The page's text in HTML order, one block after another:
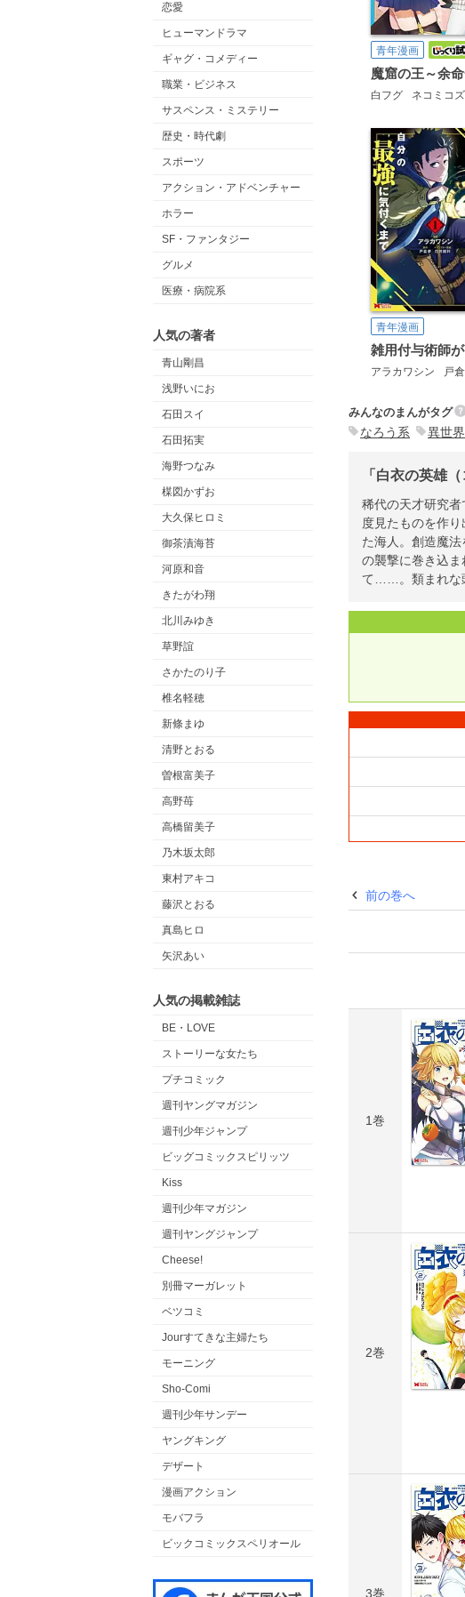
恋愛
ヒューマンドラマ
ギャグ・コメディー
職業・ビジネス
サスペンス・ミステリー
歴史・時代劇
スポーツ
アクション・アドベンチャー
ホラー
SF・ファンタジー
グルメ
医療・病院系
人気の著者
青山剛昌
浅野いにお
石田スイ
石田拓実
海野つなみ
楳図かずお
大久保ヒロミ
御茶漬海苔
河原和音
きたがわ翔
北川みゆき
草野誼
さかたのり子
椎名軽穂
新條まゆ
清野とおる
曽根富美子
高野苺
高橋留美子
乃木坂太郎
東村アキコ
藤沢とおる
真島ヒロ
矢沢あい
人気の掲載雑誌
BE・LOVE
ストーリーな女たち
プチコミック
週刊ヤングマガジン
週刊少年ジャンプ
ビッグコミックスピリッツ
Kiss
週刊少年マガジン
週刊ヤングジャンプ
Cheese!
別冊マーガレット
ベツコミ
Jourすてきな主婦たち
モーニング
Sho-Comi
週刊少年サンデー
ヤングキング
デザート
漫画アクション
モバフラ
ビックコミックスペリオール
青年漫画
白フグ ネコミコズッ
青年漫画
アラカワシン 戸
みんなのまんがタグ
なろう系 異世界
「白衣の英雄
稀代の天才研究
度見たものを作
た海人。創造魔
の襲撃に巻き込
て……。類まれな
前の巻へ
1巻
2巻
3巻